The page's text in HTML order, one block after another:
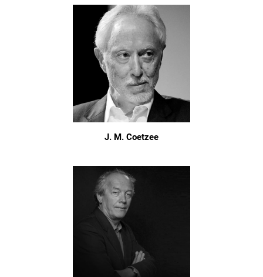
J. M. Coetzee